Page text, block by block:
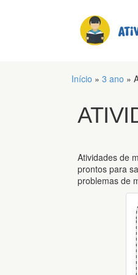
Início » 3 ano »
Atividades de
prontos para
problemas de